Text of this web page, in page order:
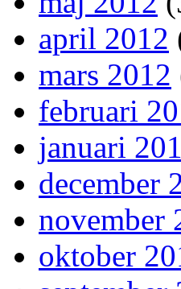
april 2012
mars 2012
februari
januari
december
november
oktober